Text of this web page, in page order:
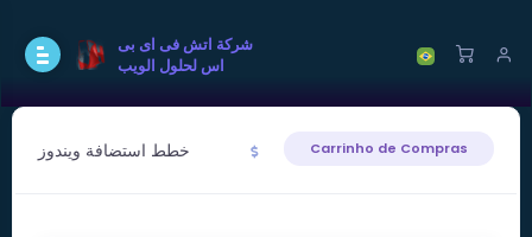
شركة اتش فى اى بى
اس لحلول الويب
خطط استضافة ويندوز Carrinho de Compras